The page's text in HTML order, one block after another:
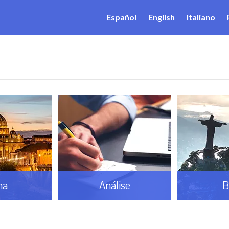
Español English Italiano
Análise